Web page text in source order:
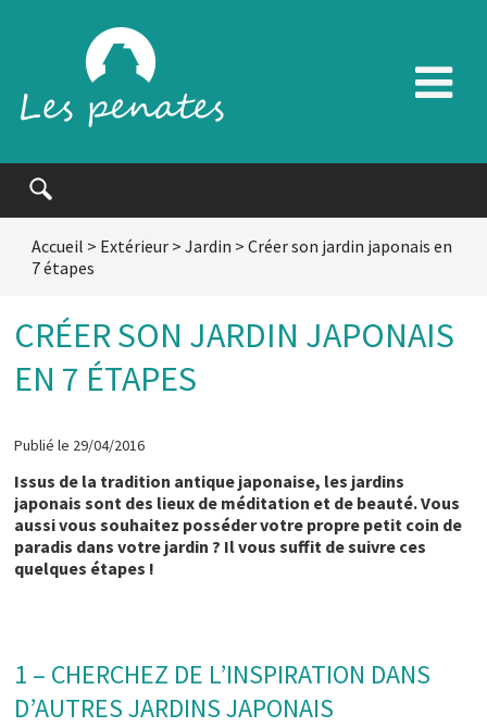
Accueil > Extérieur> Jardin > Créer son jardin japonais en
7 étapes
CRÉER SON JARDIN JAPONAIS
EN 7 ÉTAPES
Publié le 29/04/2016
Issus de la tradition antique japonaise, les jardins
japonais sont des lieux de méditation et de beauté. Vous
aussi vous souhaitez posséder votre propre petit coin de
paradis dans votre jardin ? Il vous suffit de suivre ces
quelques étapes !
1 – CHERCHEZ DE L’INSPIRATION DANS
D’AUTRES JARDINS JAPONAIS